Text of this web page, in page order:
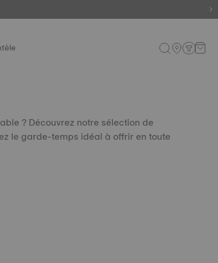
? Découvrez notre sélection de
le garde-temps idéal à offrir en toute